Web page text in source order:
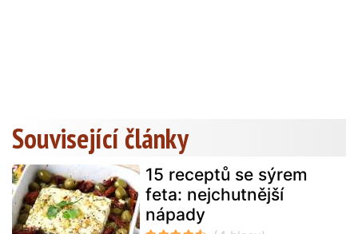
Související články
15 receptů se sýrem
feta: nejchutnější
nápady